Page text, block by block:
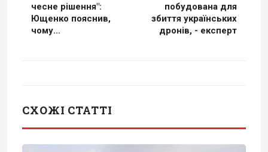
чесне рішення":
Ющенко пояснив,
чому...
побудована для
збиття українських
дронів, - експерт
СХОЖІ СТАТТІ